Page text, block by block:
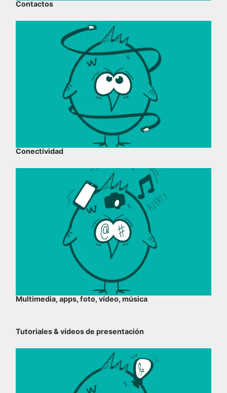
Contactos
Conectividad
Multimedia, apps, foto, vídeo, música
Tutoriales & vídeos de presentación